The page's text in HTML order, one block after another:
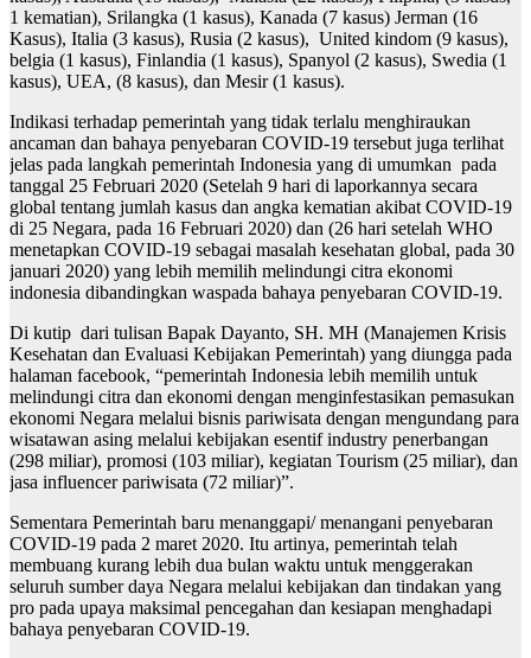
1 kematian), Srilangka (1 kasus), Kanada (7 kasus) Jerman (16
Kasus), Italia (3 kasus), Rusia (2 kasus), United kindom (9 kasus),
belgia (1 kasus), Finlandia (1 kasus), Spanyol (2 kasus), Swedia (1
kasus), UEA, (8 kasus), dan Mesir (1 kasus).
Indikasi terhadap pemerintah yang tidak terlalu menghiraukan
ancaman dan bahaya penyebaran COVID-19 tersebut juga terlihat
jelas pada langkah pemerintah Indonesia yang di umumkan pada
tanggal 25 Februari 2020 (Setelah 9 hari di laporkannya secara
global tentang jumlah kasus dan angka kematian akibat COVID-19
di 25 Negara, pada 16 Februari 2020) dan (26 hari setelah WHO
menetapkan COVID-19 sebagai masalah kesehatan global, pada 30
januari 2020) yang lebih memilih melindungi citra ekonomi
indonesia dibandingkan waspada bahaya penyebaran COVID-19.
Di kutip dari tulisan Bapak Dayanto, SH. MH (Manajemen Krisis
Kesehatan dan Evaluasi Kebijakan Pemerintah) yang diungga pada
halaman facebook, “pemerintah Indonesia lebih memilih untuk
melindungi citra dan ekonomi dengan menginfestasikan pemasukan
ekonomi Negara melalui bisnis pariwisata dengan mengundang para
wisatawan asing melalui kebijakan esentif industry penerbangan
(298 miliar), promosi (103 miliar), kegiatan Tourism (25 miliar), dan
jasa influencer pariwisata (72 miliar)”.
Sementara Pemerintah baru menanggapi/ menangani penyebaran
COVID-19 pada 2 maret 2020. Itu artinya, pemerintah telah
membuang kurang lebih dua bulan waktu untuk menggerakan
seluruh sumber daya Negara melalui kebijakan dan tindakan yang
pro pada upaya maksimal pencegahan dan kesiapan menghadapi
bahaya penyebaran COVID-19.